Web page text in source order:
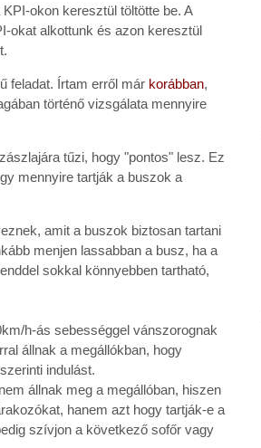
okon keresztül töltötte be. A
okat alkottunk és azon keresztül
feladat. Írtam erről már korábban,
történő vizsgálata mennyire
tűzi, hogy "pontos" lesz. Ez
mennyire tartják a buszok a
amit a buszok biztosan tartani
menjen lassabban a busz, ha a
sokkal könnyebben tartható,
h-ás sebességgel vánszorognak
állnak a megállókban, hogy
indulást.
állnak meg a megállóban, hiszen
hanem azt hogy tartják-e a
szívjon a következő sofőr vagy